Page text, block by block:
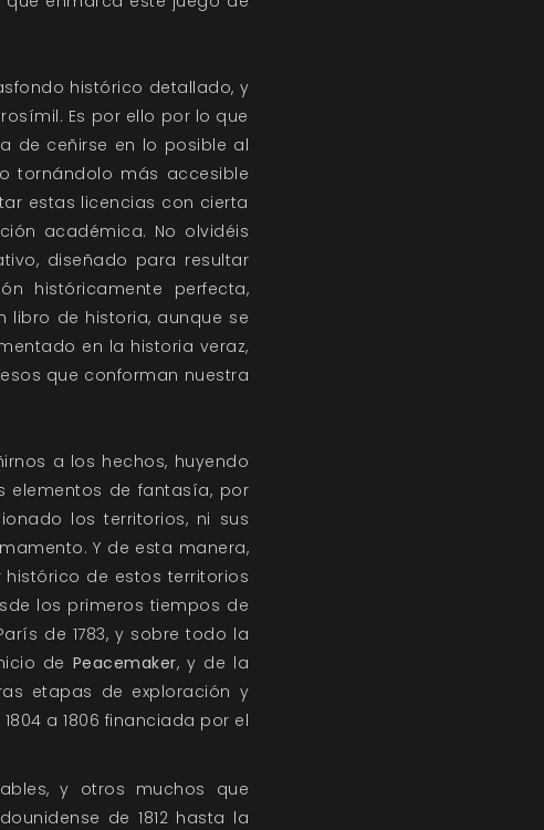
histórico detallado, y
Es por ello por lo que
de ceñirse en lo posible al
tornándolo más accesible
estas licencias con cierta
académica. No olvidéis
diseñado para resultar
históricamente perfecta,
libro de historia, aunque se
en la historia veraz,
que conforman nuestra
a los hechos, huyendo
elementos de fantasía, por
los territorios, ni sus
Y de esta manera,
de estos territorios
los primeros tiempos de
de 1783, y sobre todo la
de Peacemaker, y de la
etapas de exploración y
a 1806 financiada por el
y otros muchos que
de 1812 hasta la